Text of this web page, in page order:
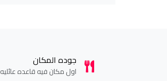
جوده المكان
اول مكان فيه قاعده عائليه